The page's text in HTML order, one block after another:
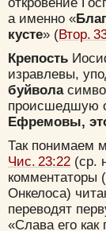
а именно «
кусте» (Втор.
Крепость
изравлевы,
буйвола
происшедшую
Ефремовы,
Так понимаем
Чис. 23:22 (ср.
комментаторы
Онкелоса)
переводят
«Слава его как
Цвет: